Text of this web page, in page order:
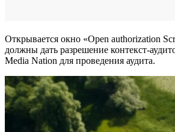
Открывается окно «Open authorization
должны дать разрешение контекст-
Media Nation для проведения аудита.